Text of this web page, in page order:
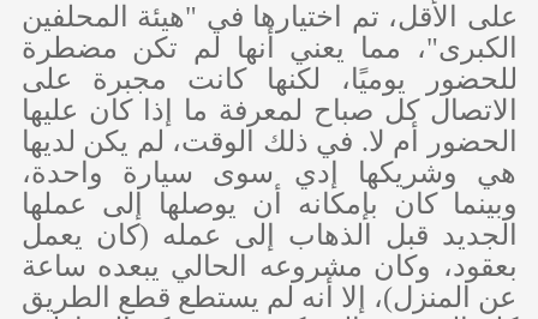
على الأقل، تم اختيارها في "هيئة المحلفين
الكبرى"، مما يعني أنها لم تكن مضطرة
للحضور يوميًا، لكنها كانت مجبرة على
الاتصال كل صباح لمعرفة ما إذا كان عليها
الحضور أم لا. في ذلك الوقت، لم يكن لديها
هي وشريكها إدي سوى سيارة واحدة،
وبينما كان بإمكانه أن يوصلها إلى عملها
الجديد قبل الذهاب إلى عمله (كان يعمل
بعقود، وكان مشروعه الحالي يبعده ساعة
عن المنزل)، إلا أنه لم يستطع قطع الطريق